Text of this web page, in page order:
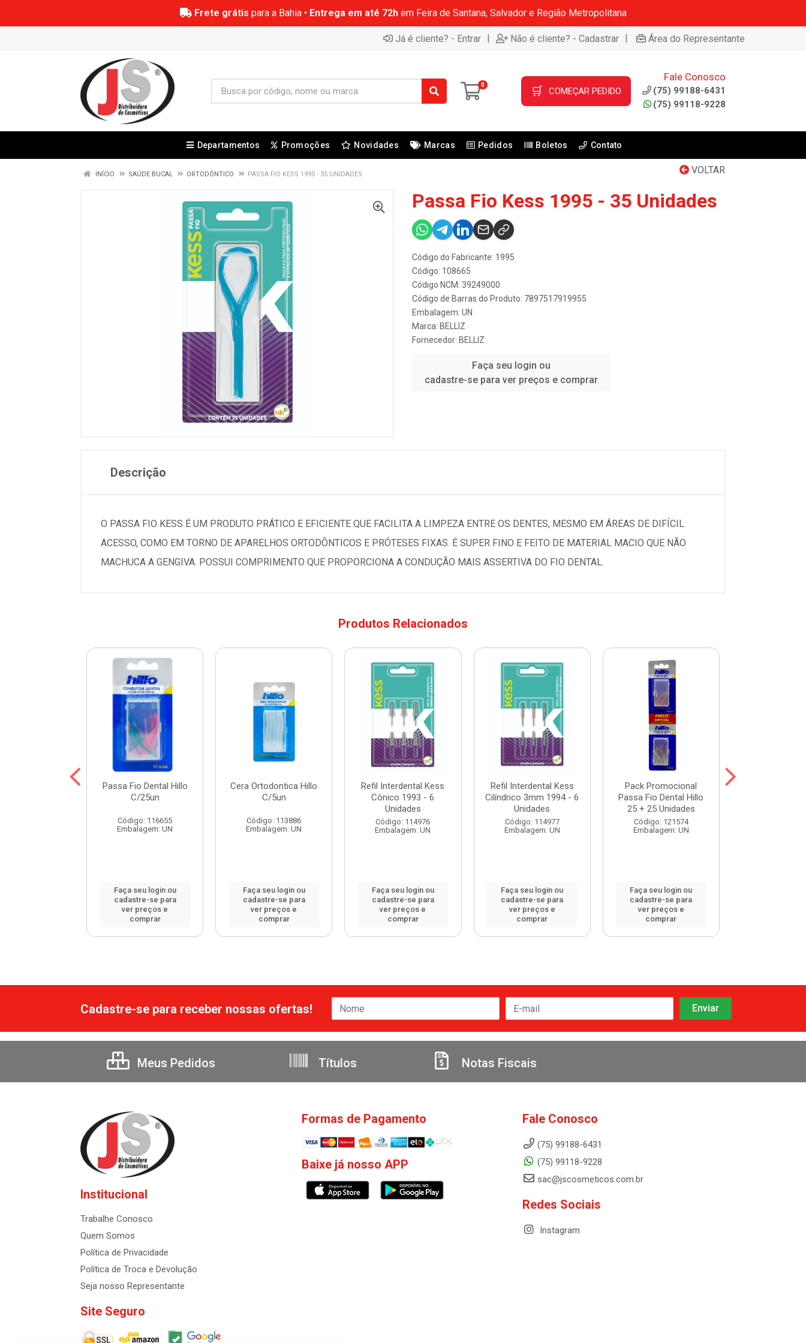
Frete grátis para a Bahia • Entrega em até 72hem Feira de Santana, Salvador e Região Metropolitana
Já é cliente? - Entrar | Não é cliente? - Cadastrar | Área do Representante
0 🛒 COMEÇAR PEDIDO
Fale Conosco
(75) 99188-6431
(75) 99118-9228
Departamentos Promoções Novidades Marcas Pedidos Boletos Contato
VOLTAR
INÍCIO SAÚDE BUCAL ORTODÔNTICO PASSA FIO KESS 1995 - 35 UNIDADES
Passa Fio Kess 1995 - 35 Unidades
Código do Fabricante: 1995
Código: 108665
Código NCM: 39249000
Código de Barras do Produto: 7897517919955
Embalagem: UN
Marca: BELLIZ
Fornecedor: BELLIZ
Faça seu login ou
cadastre-se para ver preços e comprar
Descrição
O PASSA FIO KESS É UM PRODUTO PRÁTICO E EFICIENTE QUE FACILITA A LIMPEZA ENTRE OS DENTES, MESMO EM ÁREAS DE DIFÍCIL
ACESSO, COMO EM TORNO DE APARELHOS ORTODÔNTICOS E PRÓTESES FIXAS. É SUPER FINO E FEITO DE MATERIAL MACIO QUE NÃO
MACHUCA A GENGIVA. POSSUI COMPRIMENTO QUE PROPORCIONA A CONDUÇÃO MAIS ASSERTIVA DO FIO DENTAL.
Produtos Relacionados
Passa Fio Dental Hillo
C/25un
Código: 116655
Embalagem: UN
Faça seu login ou
cadastre-se para
ver preços e
comprar
Cera Ortodontica Hillo
C/5un
Código: 113886
Embalagem: UN
Faça seu login ou
cadastre-se para
ver preços e
comprar
Refil Interdental Kess
Cônico 1993 - 6
Unidades
Código: 114976
Embalagem: UN
Faça seu login ou
cadastre-se para
ver preços e
comprar
Refil Interdental Kess
Cilíndrico 3mm 1994 - 6
Unidades
Código: 114977
Embalagem: UN
Faça seu login ou
cadastre-se para
ver preços e
comprar
Pack Promocional
Passa Fio Dental Hillo
25 + 25 Unidades
Código: 121574
Embalagem: UN
Faça seu login ou
cadastre-se para
ver preços e
comprar
Cadastre-se para receber nossas ofertas!
Meus Pedidos Títulos Notas Fiscais
Institucional
Trabalhe Conosco
Quem Somos
Política de Privacidade
Política de Troca e Devolução
Seja nosso Representante
Site Seguro
Formas de Pagamento
Baixe já nosso APP
Fale Conosco
(75) 99188-6431
(75) 99118-9228
sac@jscosmeticos.com.br
Redes Sociais
Instagram